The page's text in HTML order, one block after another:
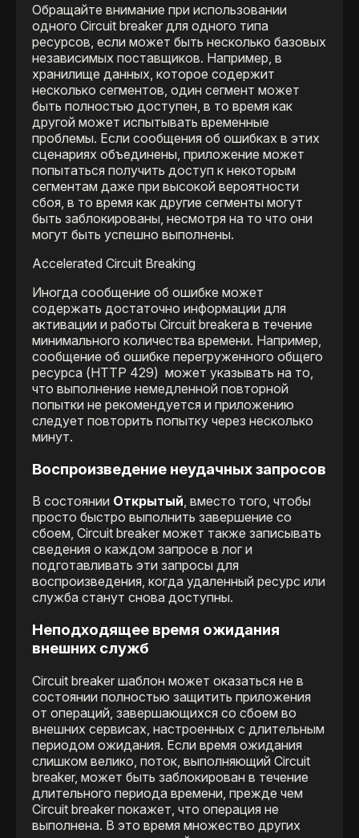
Обращайте внимание при использовании
одного Сircuit breaker для одного типа
ресурсов, если может быть несколько базовых
независимых поставщиков. Например, в
хранилище данных, которое содержит
несколько сегментов, один сегмент может
быть полностью доступен, в то время как
другой может испытывать временные
проблемы. Если сообщения об ошибках в этих
сценариях объединены, приложение может
попытаться получить доступ к некоторым
сегментам даже при высокой вероятности
сбоя, в то время как другие сегменты могут
быть заблокированы, несмотря на то что они
могут быть успешно выполнены.
Accelerated Circuit Breaking
Иногда сообщение об ошибке может
содержать достаточно информации для
активации и работы Сircuit breakerа в течение
минимального количества времени. Например,
сообщение об ошибке перегруженного общего
ресурса (HTTP 429) может указывать на то,
что выполнение немедленной повторной
попытки не рекомендуется и приложению
следует повторить попытку через несколько
минут.
Воспроизведение неудачных запросов
В состоянии Открытый, вместо того, чтобы
просто быстро выполнить завершение со
сбоем, Сircuit breaker может также записывать
сведения о каждом запросе в лог и
подготавливать эти запросы для
воспроизведения, когда удаленный ресурс или
служба станут снова доступны.
Неподходящее время ожидания
внешних служб
Сircuit breaker шаблон может оказаться не в
состоянии полностью защитить приложения
от операций, завершающихся со сбоем во
внешних сервисах, настроенных с длительным
периодом ожидания. Если время ожидания
слишком велико, поток, выполняющий Сircuit
breaker, может быть заблокирован в течение
длительного периода времени, прежде чем
Сircuit breaker покажет, что операция не
выполнена. В это время множество других